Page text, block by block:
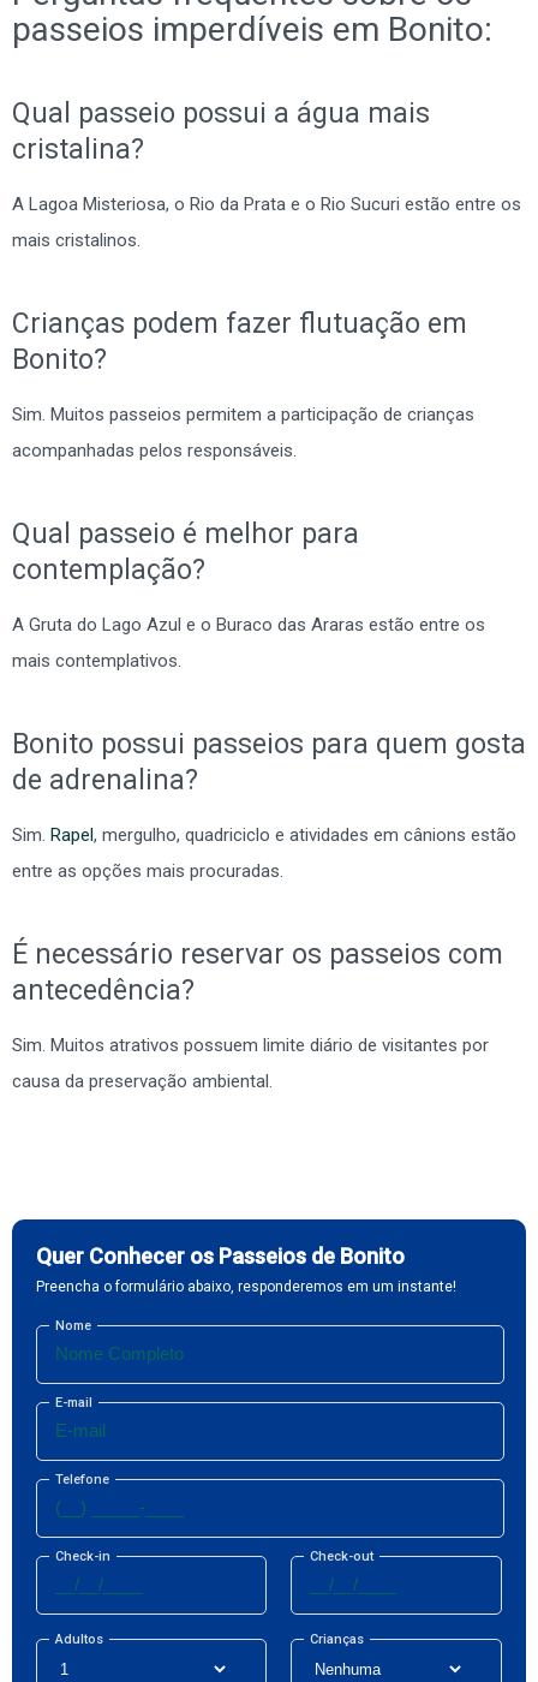
passeios imperdíveis em Bonito:
Qual passeio possui a água mais
cristalina?
A Lagoa Misteriosa, o Rio da Prata e o Rio Sucuri estão entre os
mais cristalinos.
Crianças podem fazer flutuação em
Bonito?
Sim. Muitos passeios permitem a participação de crianças
acompanhadas pelos responsáveis.
Qual passeio é melhor para
contemplação?
A Gruta do Lago Azul e o Buraco das Araras estão entre os
mais contemplativos.
Bonito possui passeios para quem gosta
de adrenalina?
Sim. Rapel, mergulho, quadriciclo e atividades em cânions estão
entre as opções mais procuradas.
É necessário reservar os passeios com
antecedência?
Sim. Muitos atrativos possuem limite diário de visitantes por
causa da preservação ambiental.
Quer Conhecer os Passeios de Bonito
Preencha o formulário abaixo, responderemos em um instante!
Nome
E-mail
Telefone
Check-in Check-out
Adultos Crianças